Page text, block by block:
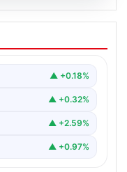
▲ +0.18%
▲ +0.32%
▲ +2.59%
▲ +0.97%